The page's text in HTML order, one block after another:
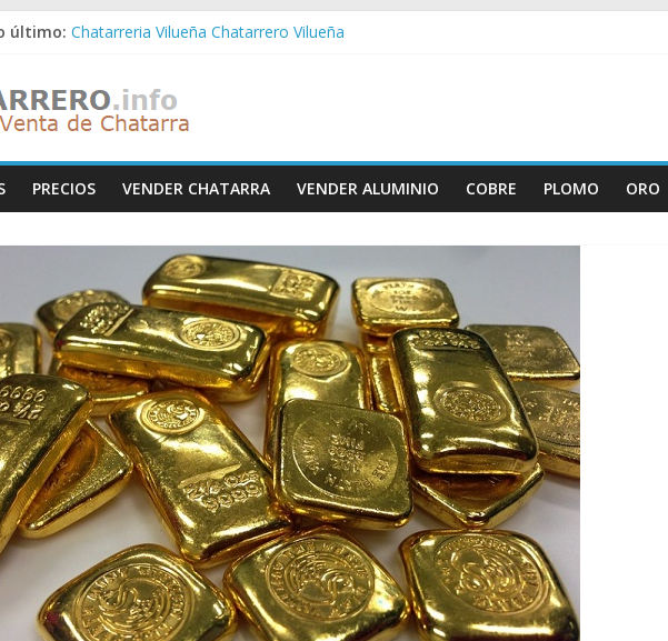
último: Chatarreria Vilueña Chatarrero Vilueña
Chatarreria Zaida Chatarrero Zaida
Chatarreria Vistabella Chatarrero Vistabella
PRECIOS VENDER CHATARRA VENDER ALUMINIO COBRE PLOMO ORO